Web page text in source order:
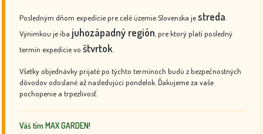
Posledným dňom expedície pre celé územie Slovenska jestreda
Výnimkou je iba juhozápadný región , pre ktorý platí posledný
termín expedície vo štvrtok
Všetky objednávky prijaté po týchto termínoch budú z bezpečnostných
dôvodov odoslané až nasledujúci pondelok. Ďakujeme za vaše
pochopenie a trpezlivosť.
Váš tím MAX GARDEN!